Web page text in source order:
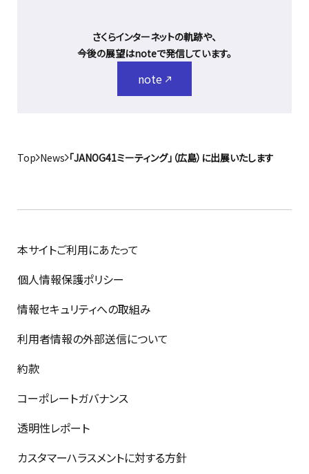
さくらインターネットの軌跡や、
今後の展望はnoteで発信しています。
note
Top News 「JANOG41ミーティング」（広島）に出展いたします
本サイトご利用にあたって
個人情報保護ポリシー
情報セキュリティへの取組み
利用者情報の外部送信について
約款
コーポレートガバナンス
透明性レポート
カスタマーハラスメントに対する方針